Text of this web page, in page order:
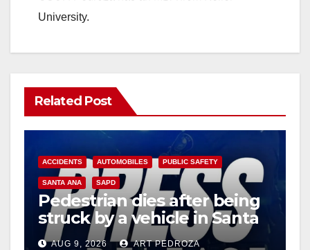
University.
Related Post
ACCIDENTS AUTOMOBILES PUBLIC SAFETY
SANTA ANA SAPD
Pedestrian dies after being
struck by a vehicle in Santa
Ana
AUG 9, 2026 ART PEDROZA